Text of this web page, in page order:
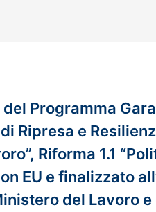
Programma
Ripresa e
Riforma 1.1
EU e finalizzato
del